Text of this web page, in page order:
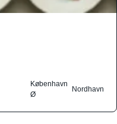
København
Ø
Nordhavn